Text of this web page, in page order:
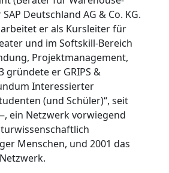
Deutschland AG & Co. KG.
er als Kursleiter für
und im Softskill-Bereich
Projektmanagement,
gründete er GRIPS &
Interessierter
(und Schüler)“, seit
ein Netzwerk vorwiegend
Menschen, und 2001 das